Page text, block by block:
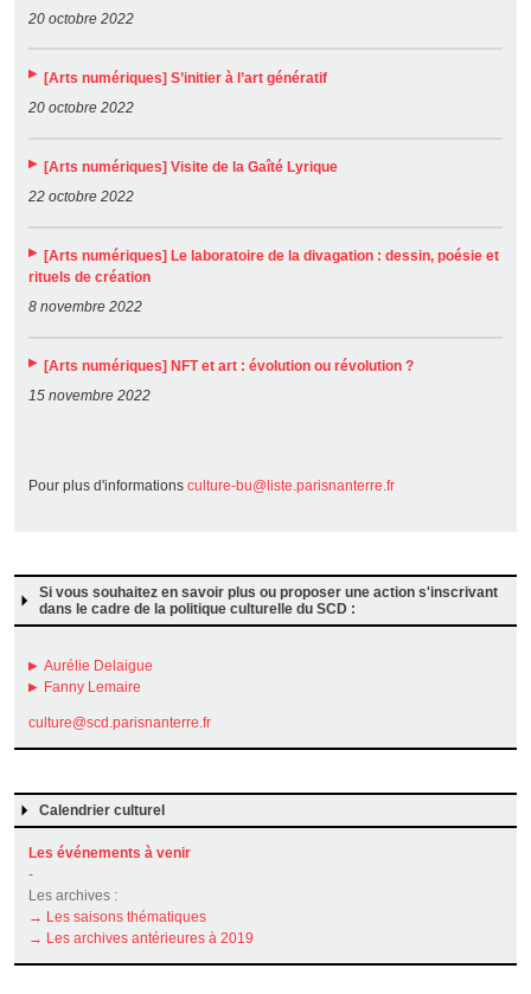
20 octobre 2022
[Arts numériques] S’initier à l’art génératif
20 octobre 2022
[Arts numériques] Visite de la Gaîté Lyrique
22 octobre 2022
[Arts numériques] Le laboratoire de la divagation : dessin, poésie et
rituels de création
8 novembre 2022
[Arts numériques] NFT et art : évolution ou révolution ?
15 novembre 2022
Pour plus d'informations culture-bu@liste.parisnanterre.fr
Si vous souhaitez en savoir plus ou proposer une action s'inscrivant
dans le cadre de la politique culturelle du SCD :
Aurélie Delaigue
Fanny Lemaire
culture@scd.parisnanterre.fr
Calendrier culturel
Les événements à venir
-
Les archives :
→ Les saisons thématiques
→ Les archives antérieures à 2019